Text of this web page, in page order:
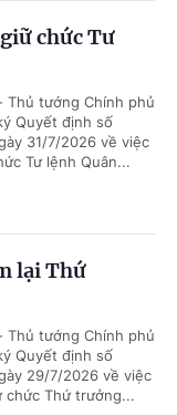
chức Tư
Thủ tướng Chính phủ
Quyết định số
31/7/2026 về việc
Tư lệnh Quân...
lại Thứ
Thủ tướng Chính phủ
Quyết định số
29/7/2026 về việc
chức Thứ trưởng...